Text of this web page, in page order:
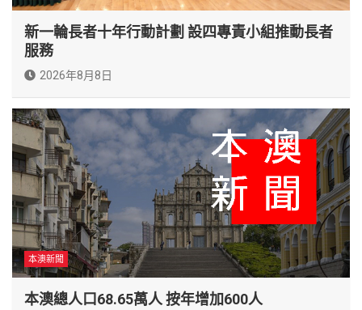
新一輪長者十年行動計劃 設四專責小組推動長者
服務
2026年8月8日
本澳新聞
本澳總人口68.65萬人 按年增加600人